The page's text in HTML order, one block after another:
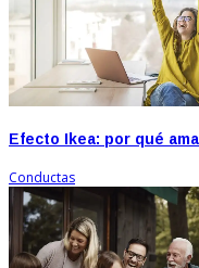
Efecto Ikea: por qué
Conductas